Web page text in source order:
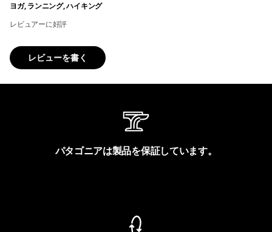
ヨガ, ランニング, ハイキング
レビュアーに好評
レビューを書く
パタゴニアは製品を保証しています。